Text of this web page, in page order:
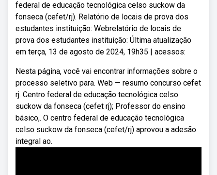
federal de educação tecnológica celso suckow da
fonseca (cefet/rj). Relatório de locais de prova dos
estudantes instituição: Webrelatório de locais de
prova dos estudantes instituição: Última atualização
em terça, 13 de agosto de 2024, 19h35 | acessos:
Nesta página, você vai encontrar informações sobre o
processo seletivo para. Web — resumo concurso cefet
rj. Centro federal de educação tecnológica celso
suckow da fonseca (cefet rj); Professor do ensino
básico,. O centro federal de educação tecnológica
celso suckow da fonseca (cefet/rj) aprovou a adesão
integral ao.